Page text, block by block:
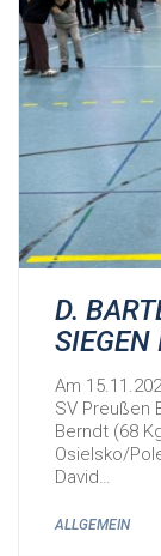
D.
SIEGEN
Am
SV Preußen
Berndt (68
Osielsko/
David…
ALLGEMEIN